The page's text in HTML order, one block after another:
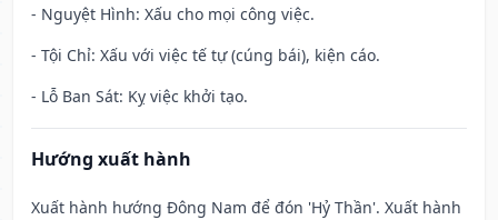
- Nguyệt Hình: Xấu cho mọi công việc.
- Tội Chỉ: Xấu với việc tế tự (cúng bái), kiện cáo.
- Lỗ Ban Sát: Kỵ việc khởi tạo.
Hướng xuất hành
Xuất hành hướng Đông Nam để đón 'Hỷ Thần'. Xuất hành